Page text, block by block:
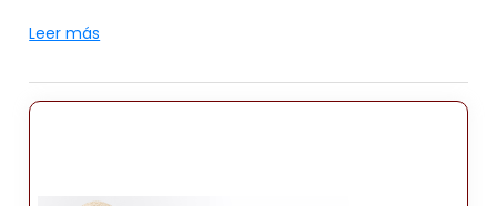
cuando la el clima es templado y agradable.
Leer más